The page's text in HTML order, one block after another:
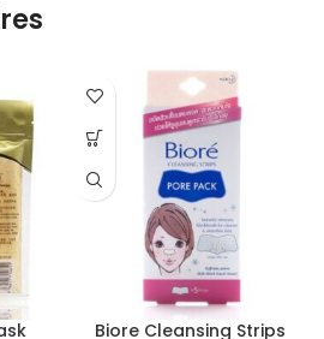
Biore Cleansing Strips